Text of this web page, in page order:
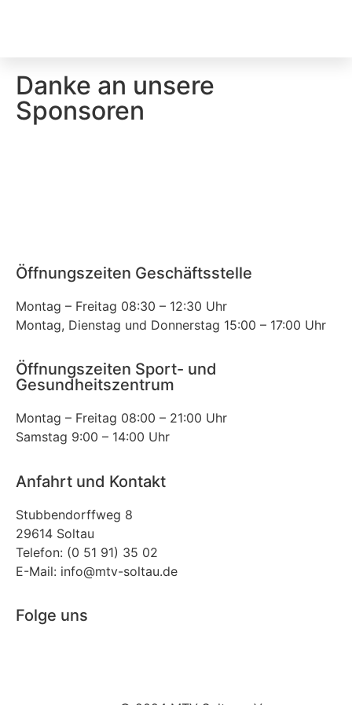
Danke an unsere
Sponsoren
Öffnungszeiten Geschäftsstelle
Montag – Freitag 08:30 – 12:30 Uhr
Montag, Dienstag und Donnerstag 15:00 – 17:00 Uhr
Öffnungszeiten Sport- und
Gesundheitszentrum
Montag – Freitag 08:00 – 21:00 Uhr
Samstag 9:00 – 14:00 Uhr
Anfahrt und Kontakt
Stubbendorffweg 8
29614 Soltau
Telefon: (0 51 91) 35 02
E-Mail: info@mtv-soltau.de
Folge uns